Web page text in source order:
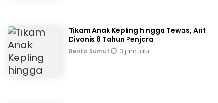
Tikam Anak Kepling hingga Tewas, Arif
Divonis 8 Tahun Penjara
Berita Sumut 3 jam lalu